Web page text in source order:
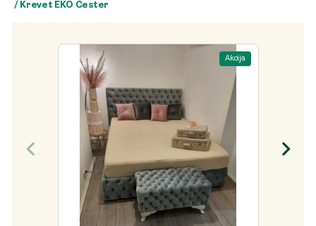
/ Krevet EKO Čester
Akcija